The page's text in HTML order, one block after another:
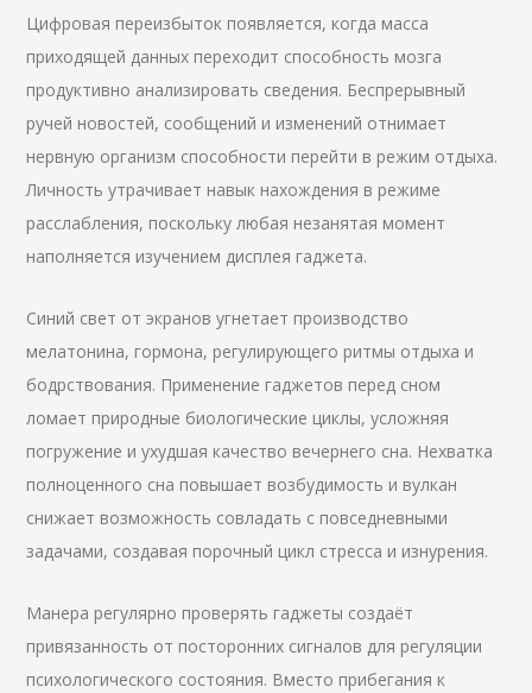
Цифровая переизбыток появляется, когда масса
приходящей данных переходит способность мозга
продуктивно анализировать сведения. Беспрерывный
ручей новостей, сообщений и изменений отнимает
нервную организм способности перейти в режим отдыха.
Личность утрачивает навык нахождения в режиме
расслабления, поскольку любая незанятая момент
наполняется изучением дисплея гаджета.
Синий свет от экранов угнетает производство
мелатонина, гормона, регулирующего ритмы отдыха и
бодрствования. Применение гаджетов перед сном
ломает природные биологические циклы, усложняя
погружение и ухудшая качество вечернего сна. Нехватка
полноценного сна повышает возбудимость и вулкан
снижает возможность совладать с повседневными
задачами, создавая порочный цикл стресса и изнурения.
Манера регулярно проверять гаджеты создаёт
привязанность от посторонних сигналов для регуляции
психологического состояния. Вместо прибегания к